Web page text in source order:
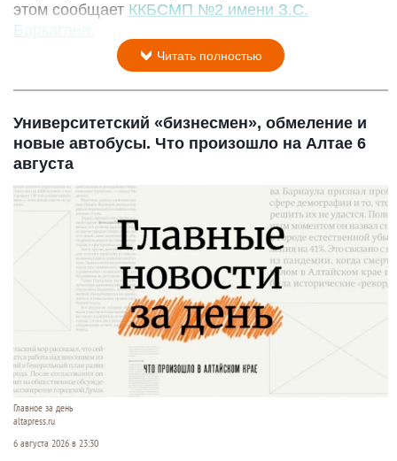
этом сообщает ККБСМП №2 имени З.С.
Баркагана.
Читать полностью
Университетский «бизнесмен», обмеление и
новые автобусы. Что произошло на Алтае 6
августа
Главное за день
altapress.ru
6 августа 2026 в 23:30